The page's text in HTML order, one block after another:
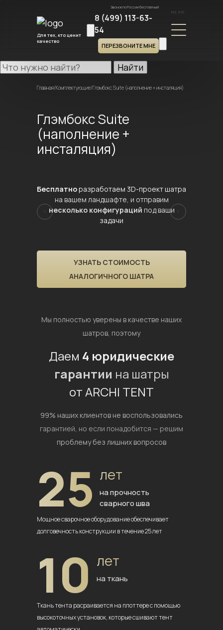
Для тех, кто ценит
качество
Звонок по России бесплатный
8 (499) 113-63-
54
ПЕРЕЗВОНИТЕ МНЕ
МЕНЮ
Найти
Главная/Комплектующие/Глэмбокс Suite (наполнение + инсталяция)
Глэмбокс Suite
(наполнение +
инсталяция)
Бесплатноразработаем 3D-проект шатра
на вашем ландшафте, и отправим
несколько конфигураций под ваши
задачи
УЗНАТЬ СТОИМОСТЬ
АНАЛОГИЧНОГО ШАТРА
Мы полностью уверены в качестве наших
шатров, поэтому
Даем 4 юридические
гарантии на шатры
от ARCHI TENT
99% наших клиентов не воспользовались
гарантией, но если понадобится — решим
проблему без лишних вопросов
25 лет
на прочность
сварного шва
Мощное сварочное оборудованиеобеспечивает
долговечностьконструкции в течение 25 лет
10 лет
на ткань
Ткань тента расраивается на плоттерес помощью
высокоточных установок, которые сшивают тент